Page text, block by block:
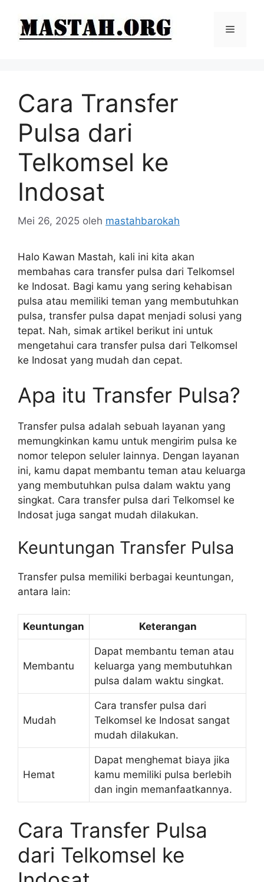
Menu
Cara Transfer
Pulsa dari
Telkomsel ke
Indosat
Mei 26, 2025 oleh mastahbarokah
Halo Kawan Mastah, kali ini kita akan
membahas cara transfer pulsa dari Telkomsel
ke Indosat. Bagi kamu yang sering kehabisan
pulsa atau memiliki teman yang membutuhkan
pulsa, transfer pulsa dapat menjadi solusi yang
tepat. Nah, simak artikel berikut ini untuk
mengetahui cara transfer pulsa dari Telkomsel
ke Indosat yang mudah dan cepat.
Apa itu Transfer Pulsa?
Transfer pulsa adalah sebuah layanan yang
memungkinkan kamu untuk mengirim pulsa ke
nomor telepon seluler lainnya. Dengan layanan
ini, kamu dapat membantu teman atau keluarga
yang membutuhkan pulsa dalam waktu yang
singkat. Cara transfer pulsa dari Telkomsel ke
Indosat juga sangat mudah dilakukan.
Keuntungan Transfer Pulsa
Transfer pulsa memiliki berbagai keuntungan,
antara lain:
Keuntungan Keterangan
Membantu
Dapat membantu teman atau
keluarga yang membutuhkan
pulsa dalam waktu singkat.
Mudah
Cara transfer pulsa dari
Telkomsel ke Indosat sangat
mudah dilakukan.
Hemat
Dapat menghemat biaya jika
kamu memiliki pulsa berlebih
dan ingin memanfaatkannya.
Cara Transfer Pulsa
dari Telkomsel ke